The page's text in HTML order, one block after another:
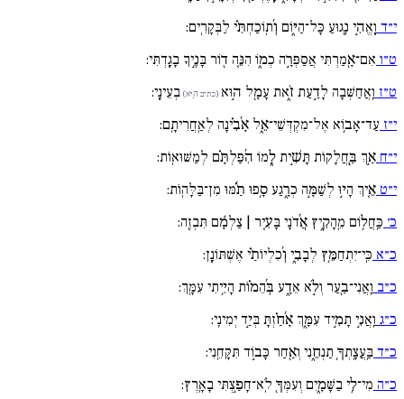
י״ד וָֽאֱהִ֣י נָ֖גוּעַ כָּל־הַיּ֑וֹם וְ֜תֽוֹכַחְתִּ֗י לַבְּקָרִֽים:
ט״ו אִם־אָ֖מַרְתִּי אֲסַפְּרָ֣ה כְמ֑וֹ הִנֵּ֚ה ד֖וֹר בָּנֶ֣יךָ בָגָֽדְתִּי:
ט״ז וַֽאֲחַשְּׁבָה לָדַ֣עַת זֹ֑את עָמָ֖ל ה֣וּא (כתיב ה֣יּא) בְעֵינָֽי:
י״ז עַד־אָב֥וֹא אֶל־מִקְדְּשֵׁי־אֵ֑ל אָ֜בִ֗ינָה לְאַֽחֲרִיתָֽם:
י״ח אַ֣ךְ בַּֽ֖חֲלָקוֹת תָּשִׁ֣ית לָ֑מוֹ הִ֜פַּלְתָּ֗ם לְמַשּׁוּאֽוֹת:
י״ט אֵ֚יךְ הָי֣וּ לְשַׁמָּ֣ה כְרָ֑גַע סָ֥פוּ תַ֜֗מּוּ מִן־בַּלָּהֽוֹת:
כ׳ כַּֽחֲל֥וֹם מֵֽהָקִ֑יץ אֲ֜דֹנָי בָּעִ֚יר | צַלְמָ֬ם תִּבְזֶֽה:
כ״א כִּֽי־יִתְחַמֵּ֥ץ לְבָבִ֑י וְ֜כִלְיוֹתַ֗י אֶשְׁתּוֹנָֽן:
כ״ב וַֽאֲנִי־בַ֖עַר וְלֹ֣א אֵדָ֑ע בְּ֜הֵמ֗וֹת הָיִ֥יתִי עִמָּֽךְ:
כ״ג וַֽאֲנִ֣י תָמִ֣יד עִמָּ֑ךְ אָ֜חַ֗זְתָּ בְּיַ֣ד יְמִינִֽי:
כ״ד בַּֽעֲצָֽתְךָ֥ תַנְחֵ֑נִי וְאַ֖חַר כָּב֣וֹד תִּקָּחֵֽנִי:
כ״ה מִי־לִ֥י בַשָּׁמָ֑יִם וְעִמְּךָ֖ לֹֽא־חָפַ֣צְתִּי בָאָֽרֶץ: